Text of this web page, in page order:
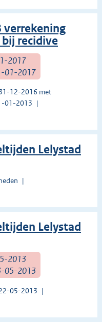
verrekening
recidive
2017
01-2017
12-2016 met
01-2013
Lelystad
Lelystad
2013
05-2013
05-2013